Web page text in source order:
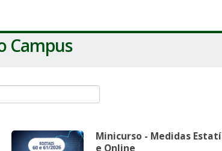
Campus
Minicurso - Medidas
e Online